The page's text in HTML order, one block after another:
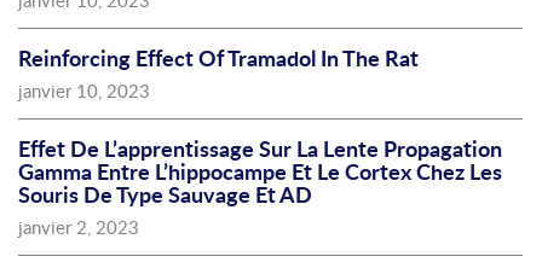
Reinforcing Effect Of Tramadol In The Rat
janvier 10, 2023
Effet De L’apprentissage Sur La Lente Propagation
Gamma Entre L’hippocampe Et Le Cortex Chez Les
Souris De Type Sauvage Et AD
janvier 2, 2023